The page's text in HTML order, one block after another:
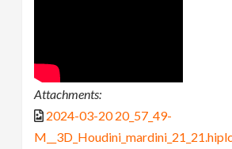
Attachments:
2024-03-20 20_57_49-